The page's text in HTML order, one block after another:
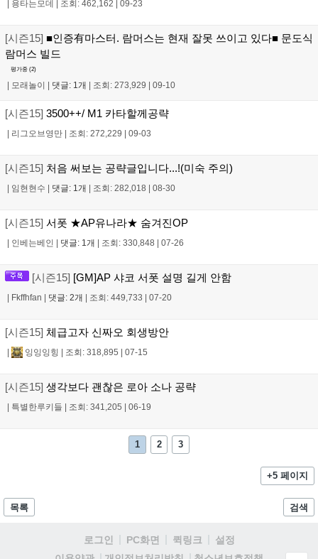
용타는모데 조회: 462,162 09-23
[시즌15] ■인증有마스터. 람머스는 현재 잘못 쓰이고 있다■ 문도식
람머스 빌드
평가중 (2)
| 모래놀이 | 댓글: 1개 | 조회: 273,929 | 09-10
[시즌15] 3500++/ M1 카타할께공략
| 리그오브영만 | 조회: 272,229 | 09-03
[시즌15] 처음 써보는 공략글입니다...!(미숙 주의)
| 임현현수 | 댓글: 1개 | 조회: 282,018 | 08-30
[시즌15] 서폿 ★AP유나라★ 숨겨진OP
| 인베는베인 | 댓글: 1개 | 조회: 330,848 | 07-26
[시즌15] [GM]AP 샤코 서폿 설명 길게 안함
| Fkffhfan | 댓글: 2개 | 조회: 449,733 | 07-20
[시즌15] 체급고자 신짜오 회생방안
| 잉잉잉힝 | 조회: 318,895 | 07-15
[시즌15] 생각보다 괜찮은 로아 소나 공략
| 특별한루키들 | 조회: 341,205 | 06-19
1 2 3
+5 페이지
목록 검색
로그인 PC화면 퀵링크
설정